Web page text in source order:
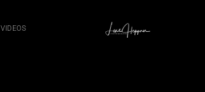
VIDEOS